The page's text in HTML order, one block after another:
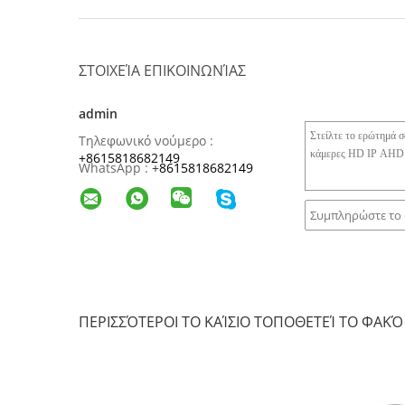
ΣΤΟΙΧΕΊΑ ΕΠΙΚΟΙΝΩΝΊΑΣ
admin
Τηλεφωνικό νούμερο :
+8615818682149
WhatsApp :+8615818682149
ΠΕΡΙΣΣΌΤΕΡΟΙ ΤΟ ΚΑΊΣΙΟ ΤΟΠΟΘΕΤΕΊ ΤΟ ΦΑΚΌ